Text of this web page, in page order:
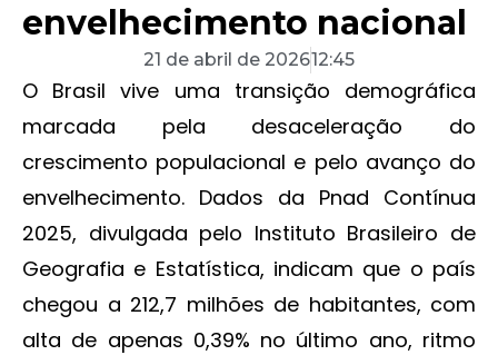
envelhecimento nacional
21 de abril de 202612:45
O Brasil vive uma transição demográfica
marcada pela desaceleração do
crescimento populacional e pelo avanço do
envelhecimento. Dados da Pnad Contínua
2025, divulgada pelo Instituto Brasileiro de
Geografia e Estatística, indicam que o país
chegou a 212,7 milhões de habitantes, com
alta de apenas 0,39% no último ano, ritmo